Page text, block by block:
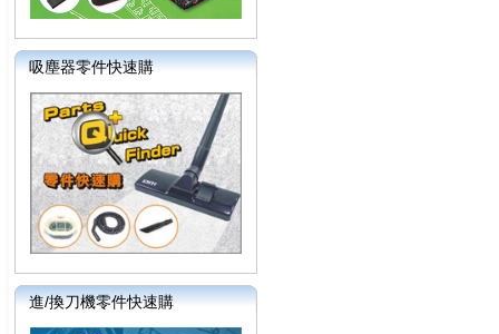
吸塵器零件快速購
進/換刀機零件快速購